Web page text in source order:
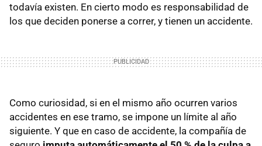
todavía existen. En cierto modo es responsabilidad de
los que deciden ponerse a correr, y tienen un accidente.
Como curiosidad, si en el mismo año ocurren varios
accidentes en ese tramo, se impone un límite al año
siguiente. Y que en caso de accidente, la compañía de